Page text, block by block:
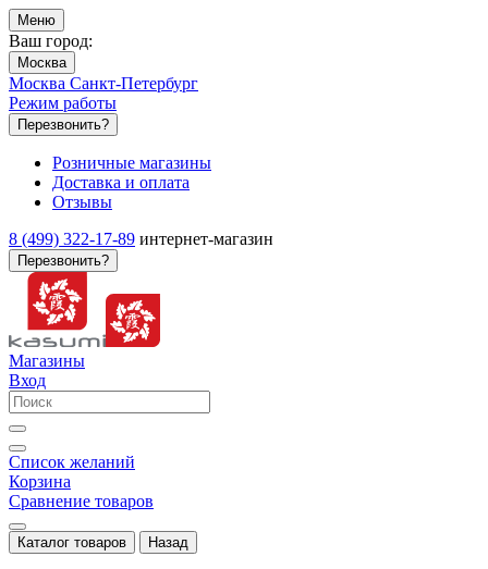
Меню
Ваш город:
Москва
Москва Санкт-Петербург
Режим работы
Перезвонить?
Розничные магазины
Доставка и оплата
Отзывы
8 (499) 322-17-89 интернет-магазин
Перезвонить?
Магазины
Вход
Список желаний
Корзина
Сравнение товаров
Каталог товаров Назад